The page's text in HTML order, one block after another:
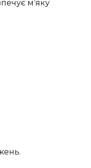
м’яку